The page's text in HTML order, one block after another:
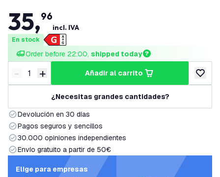
35,96
incl. IVA
En stock
Order before 22:00, shipped today
Disminuir cantidad
- Aumentar cantidad
+ añadir al carrito
añadir
¿Necesitas grandes cantidades?
Devolución en 30 días
Pagos seguros y sencillos
30.000 opiniones independientes
Envío gratuito a partir de 50€
Elige para empresas